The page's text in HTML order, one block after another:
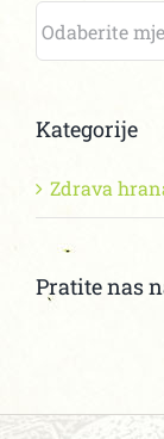
Kategorije
Zdrava
Pratite nas